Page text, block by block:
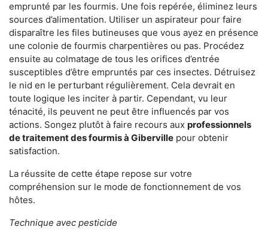
emprunté par les fourmis. Une fois repérée, éliminez leurs
sources d’alimentation. Utiliser un aspirateur pour faire
disparaître les files butineuses que vous ayez en présence
une colonie de fourmis charpentières ou pas. Procédez
ensuite au colmatage de tous les orifices d’entrée
susceptibles d’être empruntés par ces insectes. Détruisez
le nid en le perturbant régulièrement. Cela devrait en
toute logique les inciter à partir. Cependant, vu leur
ténacité, ils peuvent ne peut être influencés par vos
actions. Songez plutôt à faire recours aux professionnels
de traitement des fourmis à Giberville pour obtenir
satisfaction.
La réussite de cette étape repose sur votre
compréhension sur le mode de fonctionnement de vos
hôtes.
Technique avec pesticide